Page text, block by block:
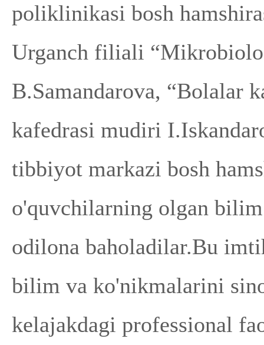
poliklinikasi bosh
Urganch filiali
B.Samandarova, “Bolalar
kafedrasi mudiri
tibbiyot markazi bosh
o'quvchilarning olgan
odilona baholadilar.Bu
bilim va ko'nikmalarini
kelajakdagi professional